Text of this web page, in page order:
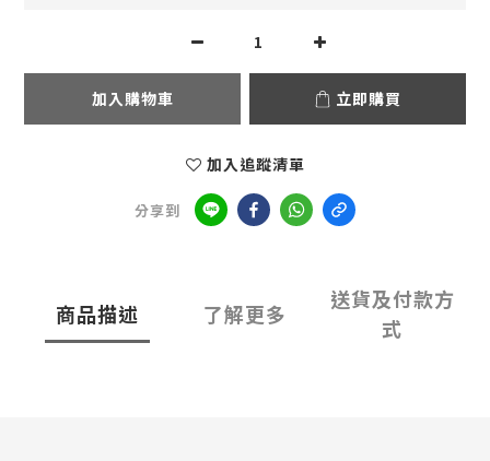
加入購物車 立即購買
加入追蹤清單
分享到
商品描述 了解更多
送貨及付款方
式